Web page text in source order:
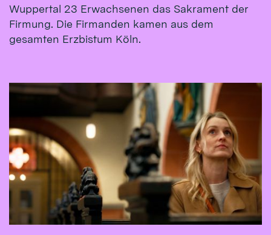
Wuppertal 23 Erwachsenen das Sakrament der
Firmung. Die Firmanden kamen aus dem
gesamten Erzbistum Köln.